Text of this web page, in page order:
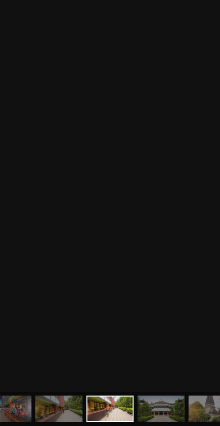
ЙОГА СЕМИНАРЫ МЕНЮ О НАС МАГАЗИН